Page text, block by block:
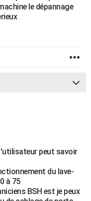
le dépannage
peut savoir
du lave-
à 75
BSH est je peux